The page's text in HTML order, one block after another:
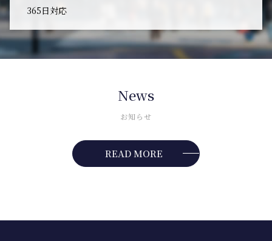
365日対応
News
お知らせ
READ MORE